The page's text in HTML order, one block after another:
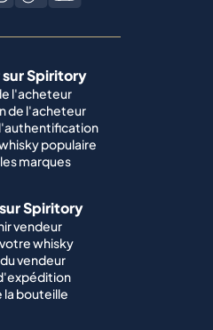
Spiritory
l'acheteur
de l'acheteur
populaire
marques
Spiritory
vendeur
whisky
vendeur
la bouteille